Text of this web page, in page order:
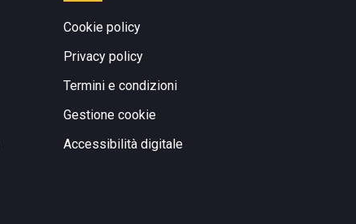
Cookie policy
Privacy policy
Termini e condizioni
Gestione cookie
Accessibilità digitale